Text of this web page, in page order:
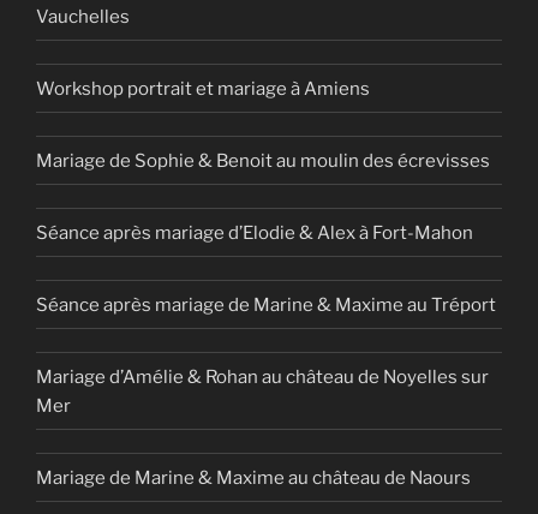
Vauchelles
Workshop portrait et mariage à Amiens
Mariage de Sophie & Benoit au moulin des écrevisses
Séance après mariage d’Elodie & Alex à Fort-Mahon
Séance après mariage de Marine & Maxime au Tréport
Mariage d’Amélie & Rohan au château de Noyelles sur
Mer
Mariage de Marine & Maxime au château de Naours